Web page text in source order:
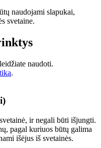
naudojami slapukai,
svetaine.
naudoti.
.
ir negali būti išjungti.
pagal kuriuos būtų galima
išėjus iš svetainės.